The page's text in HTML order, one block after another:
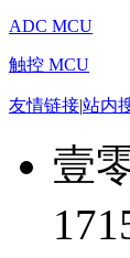
ADC MCU
触控 MCU
友情链接站内
壹